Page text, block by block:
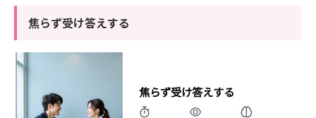
焦らず受け答えする